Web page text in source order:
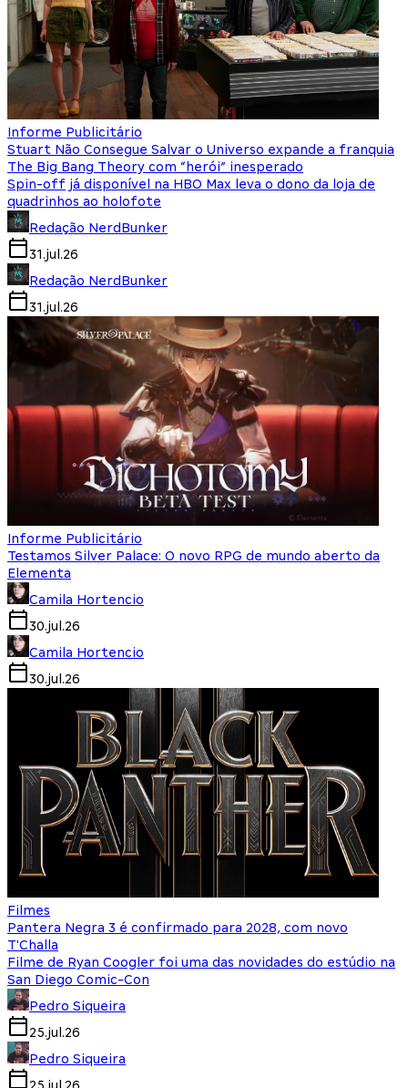
Informe Publicitário
Stuart Não Consegue Salvar o Universo expande a franquia
The Big Bang Theory com “herói” inesperado
Spin-off já disponível na HBO Max leva o dono da loja de
quadrinhos ao holofote
Redação NerdBunker
31.jul.26
Redação NerdBunker
31.jul.26
Informe Publicitário
Testamos Silver Palace: O novo RPG de mundo aberto da
Elementa
Camila Hortencio
30.jul.26
Camila Hortencio
30.jul.26
Filmes
Pantera Negra 3 é confirmado para 2028, com novo
T'Challa
Filme de Ryan Coogler foi uma das novidades do estúdio na
San Diego Comic-Con
Pedro Siqueira
25.jul.26
Pedro Siqueira